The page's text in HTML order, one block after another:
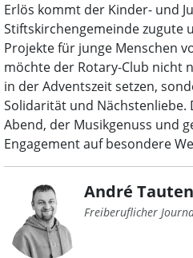
Erlös kommt der Kinder- und
Stiftskirchengemeinde zugute
Projekte für junge Menschen
möchte der Rotary-Club nicht
in der Adventszeit setzen,
Solidarität und Nächstenliebe.
Abend, der Musikgenuss und
Engagement auf besondere
André
Freiberuflicher